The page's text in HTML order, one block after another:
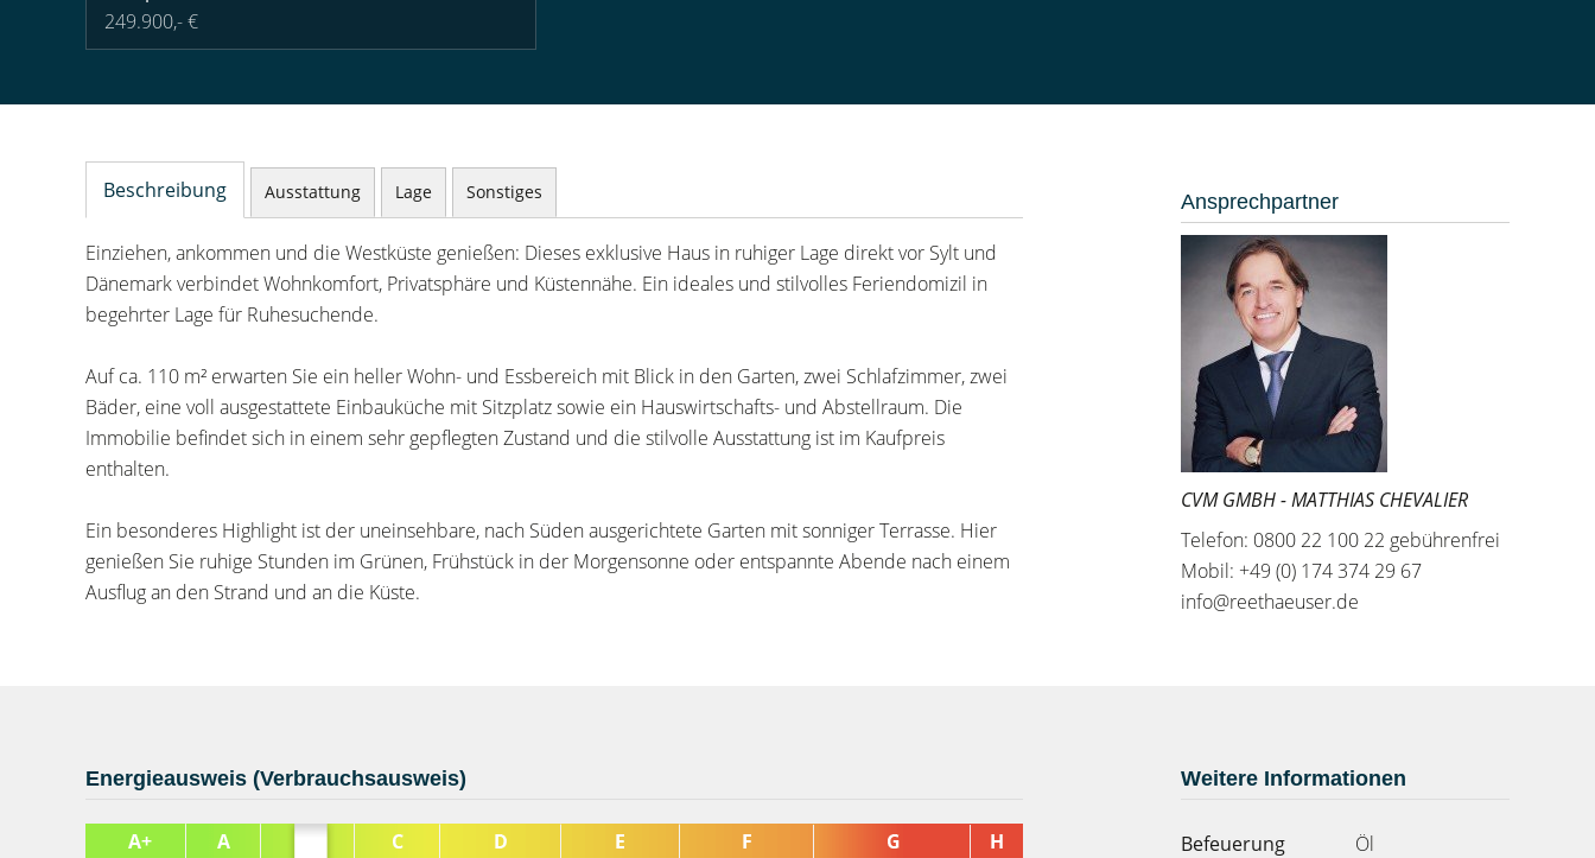
249.900,- €
Beschreibung Ausstattung Lage Sonstiges
Einziehen, ankommen und die Westküste genießen: Dieses exklusive Haus in ruhiger Lage direkt vor Sylt und
Dänemark verbindet Wohnkomfort, Privatsphäre und Küstennähe. Ein ideales und stilvolles Feriendomizil in
begehrter Lage für Ruhesuchende.
Auf ca. 110 m² erwarten Sie ein heller Wohn- und Essbereich mit Blick in den Garten, zwei Schlafzimmer, zwei
Bäder, eine voll ausgestattete Einbauküche mit Sitzplatz sowie ein Hauswirtschafts- und Abstellraum. Die
Immobilie befindet sich in einem sehr gepflegten Zustand und die stilvolle Ausstattung ist im Kaufpreis
enthalten.
Ein besonderes Highlight ist der uneinsehbare, nach Süden ausgerichtete Garten mit sonniger Terrasse. Hier
genießen Sie ruhige Stunden im Grünen, Frühstück in der Morgensonne oder entspannte Abende nach einem
Ausflug an den Strand und an die Küste.
Ansprechpartner
CVM GMBH - MATTHIAS CHEVALIER
Telefon: 0800 22 100 22 gebührenfrei
Mobil: +49 (0) 174 374 29 67
info@reethaeuser.de
Energieausweis (Verbrauchsausweis) Weitere Informationen
Befeuerung
Öl